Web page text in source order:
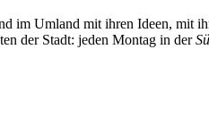
im Umland mit ihren Ideen, mit
der Stadt: jeden Montag in der